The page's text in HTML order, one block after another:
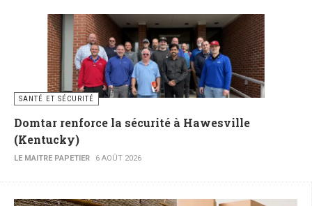
SANTÉ ET SÉCURITÉ
Domtar renforce la sécurité à Hawesville
(Kentucky)
LE MAITRE PAPETIER 6 AOÛT 2026